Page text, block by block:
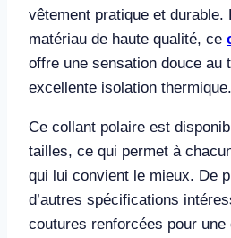
vêtement pratique et durable.
matériau de haute qualité, ce
offre une sensation douce au
excellente isolation thermique.
Ce collant polaire est
tailles, ce qui permet à
qui lui convient le mieux. De
d’autres spécifications
coutures renforcées pour